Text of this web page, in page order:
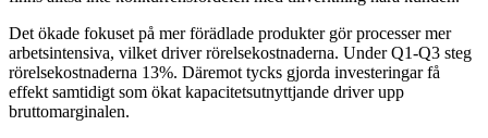
Det ökade fokuset på mer förädlade produkter gör processer mer
arbetsintensiva, vilket driver rörelsekostnaderna. Under Q1-Q3 steg
rörelsekostnaderna 13%. Däremot tycks gjorda investeringar få
effekt samtidigt som ökat kapacitetsutnyttjande driver upp
bruttomarginalen.